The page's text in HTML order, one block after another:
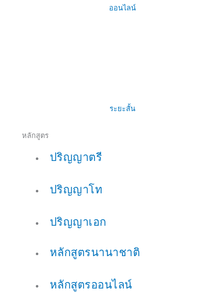
ออนไลน์
ระยะสั้น
หลักสูตร
ปริญญาตรี
ปริญญาโท
ปริญญาเอก
หลักสูตรนานาชาติ
หลักสูตรออนไลน์